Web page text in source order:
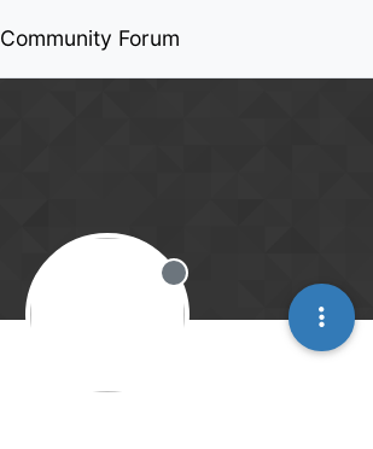
Community Forum
Offline